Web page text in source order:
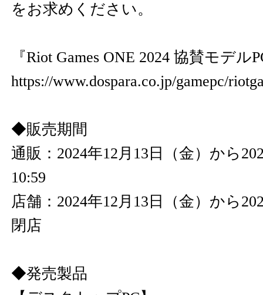
をお求めください。
『Riot Games ONE 2024 協賛モデル
https://www.dospara.co.jp/gamepc/
◆販売期間
通販：2024年12月13日（金）から
10:59
店舗：2024年12月13日（金）から
閉店
◆発売製品